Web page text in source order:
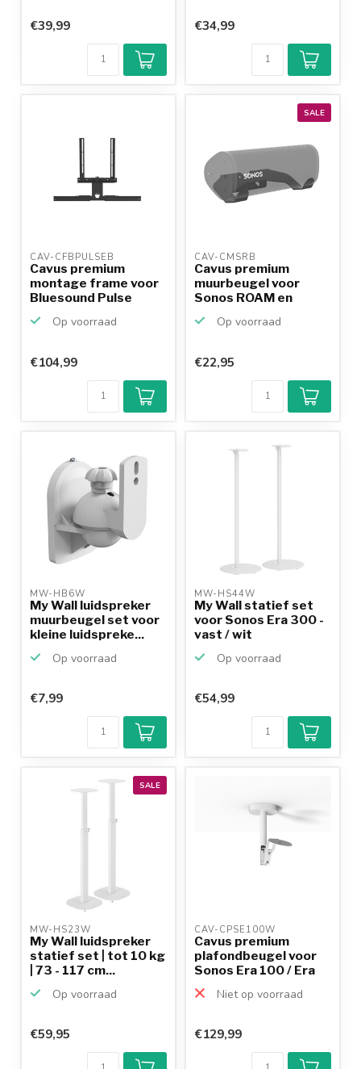
€39,99 €34,99
CAV-CFBPULSEB
Cavus premium
montage frame voor
Bluesound Pulse
Op voorraad
€104,99
SALE
CAV-CMSRB
Cavus premium
muurbeugel voor
Sonos ROAM en
Op voorraad
€22,95
MW-HB6W
My Wall luidspreker
muurbeugel set voor
kleine luidspreke...
Op voorraad
€7,99
MW-HS44W
My Wall statief set
voor Sonos Era 300 -
vast / wit
Op voorraad
€54,99
SALE
MW-HS23W
My Wall luidspreker
statief set | tot 10 kg
| 73 - 117 cm...
Op voorraad
€59,95
CAV-CPSE100W
Cavus premium
plafondbeugel voor
Sonos Era 100 / Era
100 ...
Niet op voorraad
€129,99